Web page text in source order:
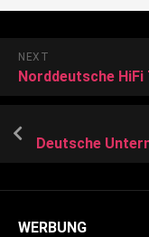
NEXT
Norddeutsche HiFi
WERBUNG